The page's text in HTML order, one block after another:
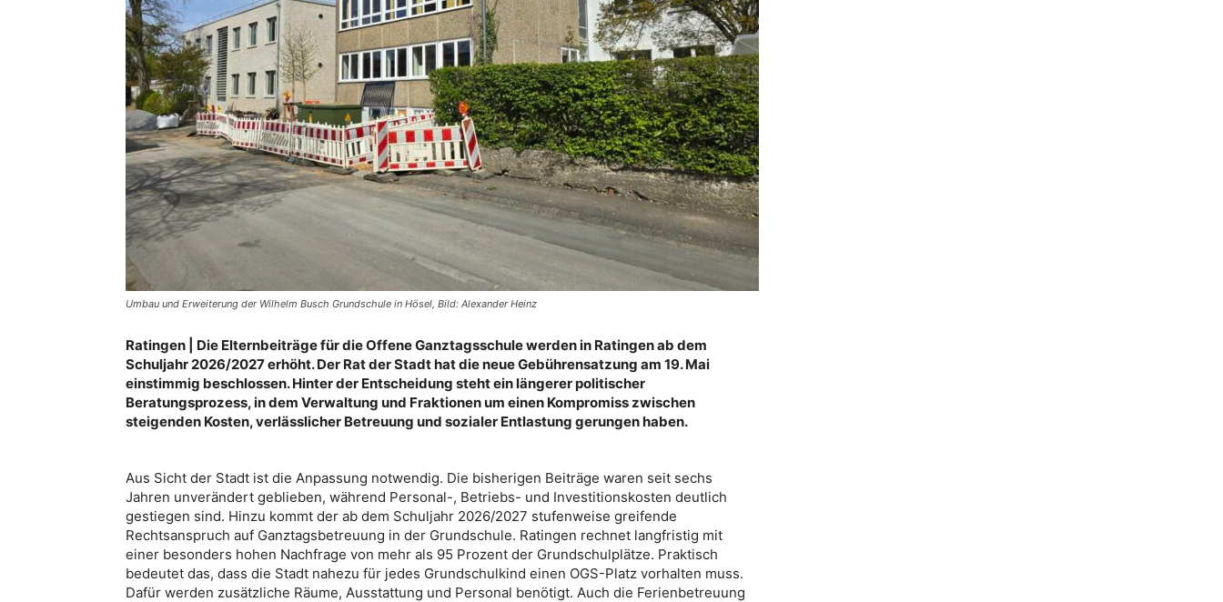
Umbau und Erweiterung der Wilhelm Busch Grundschule in Hösel, Bild: Alexander Heinz
Ratingen | Die Elternbeiträge für die Offene Ganztagsschule werden in Ratingen ab dem
Schuljahr 2026/2027 erhöht. Der Rat der Stadt hat die neue Gebührensatzung am 19. Mai
einstimmig beschlossen. Hinter der Entscheidung steht ein längerer politischer
Beratungsprozess, in dem Verwaltung und Fraktionen um einen Kompromiss zwischen
steigenden Kosten, verlässlicher Betreuung und sozialer Entlastung gerungen haben.
Aus Sicht der Stadt ist die Anpassung notwendig. Die bisherigen Beiträge waren seit sechs
Jahren unverändert geblieben, während Personal-, Betriebs- und Investitionskosten deutlich
gestiegen sind. Hinzu kommt der ab dem Schuljahr 2026/2027 stufenweise greifende
Rechtsanspruch auf Ganztagsbetreuung in der Grundschule. Ratingen rechnet langfristig mit
einer besonders hohen Nachfrage von mehr als 95 Prozent der Grundschulplätze. Praktisch
bedeutet das, dass die Stadt nahezu für jedes Grundschulkind einen OGS-Platz vorhalten muss.
Dafür werden zusätzliche Räume, Ausstattung und Personal benötigt. Auch die Ferienbetreuung